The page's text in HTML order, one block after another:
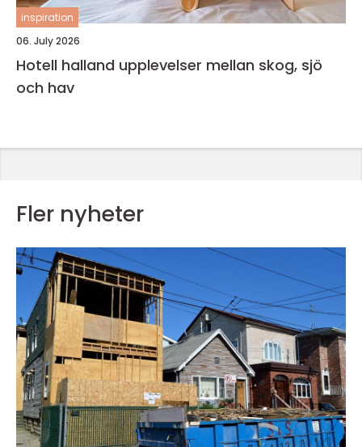
inspiration
06. July 2026
Hotell halland upplevelser mellan skog, sjö
och hav
Fler nyheter